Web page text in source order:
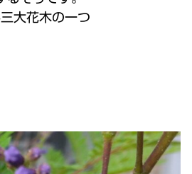
大花木の一つ